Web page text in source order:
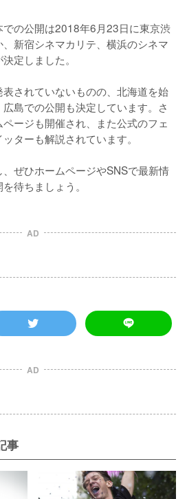
での公開は2018年6月23日に東京渋
新宿シネマカリテ、横浜のシネマ
定しました。
されていないものの、北海道を始
島での公開も決定しています。さ
ージも開催され、また公式のフェ
ターも解説されています。
ぜひホームページやSNSで最新情
待ちましょう。
AD
AD
事